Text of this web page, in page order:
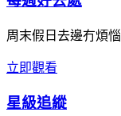
周末假日去邊冇煩惱
立即觀看
星級追縱